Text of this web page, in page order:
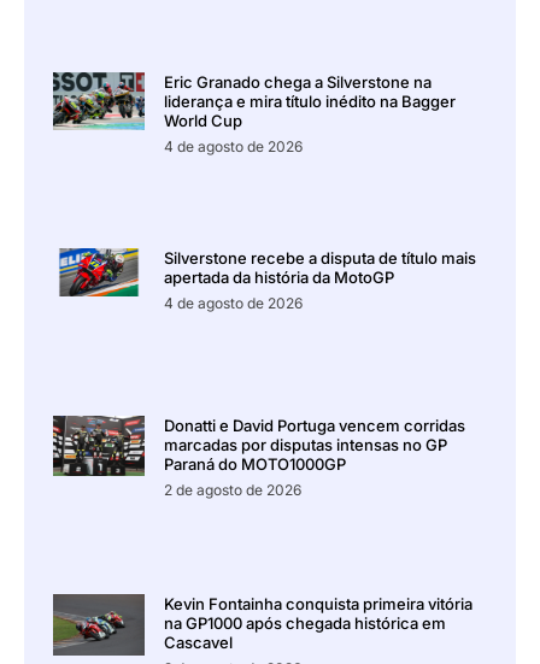
Eric Granado chega a Silverstone na
liderança e mira título inédito na Bagger
World Cup
4 de agosto de 2026
Silverstone recebe a disputa de título mais
apertada da história da MotoGP
4 de agosto de 2026
Donatti e David Portuga vencem corridas
marcadas por disputas intensas no GP
Paraná do MOTO1000GP
2 de agosto de 2026
Kevin Fontainha conquista primeira vitória
na GP1000 após chegada histórica em
Cascavel